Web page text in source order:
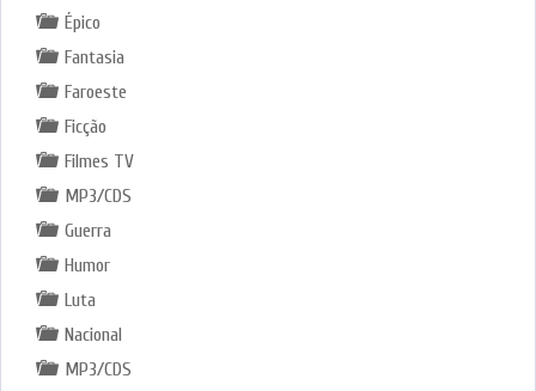
Épico
Fantasia
Faroeste
Ficção
Filmes TV
MP3/CDS
Guerra
Humor
Luta
Nacional
MP3/CDS